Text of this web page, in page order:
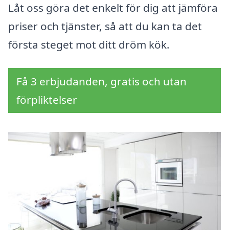
Låt oss göra det enkelt för dig att jämföra
priser och tjänster, så att du kan ta det
första steget mot ditt dröm kök.
Få 3 erbjudanden, gratis och utan
förpliktelser